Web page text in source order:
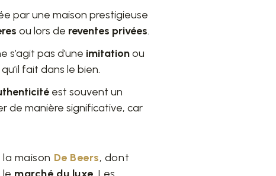
par une maison prestigieuse
ou lors de reventes privées.
s’agit pas d’une imitationou
qu’il fait dans le bien.
est souvent un
de manière significative, car
maison De Beers, dont